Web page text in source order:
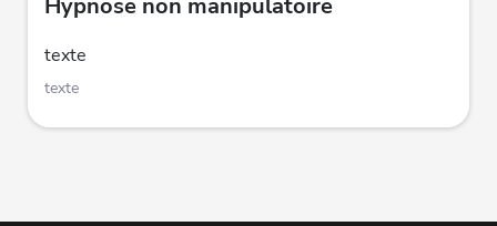
Hypnose non manipulatoire
texte
texte